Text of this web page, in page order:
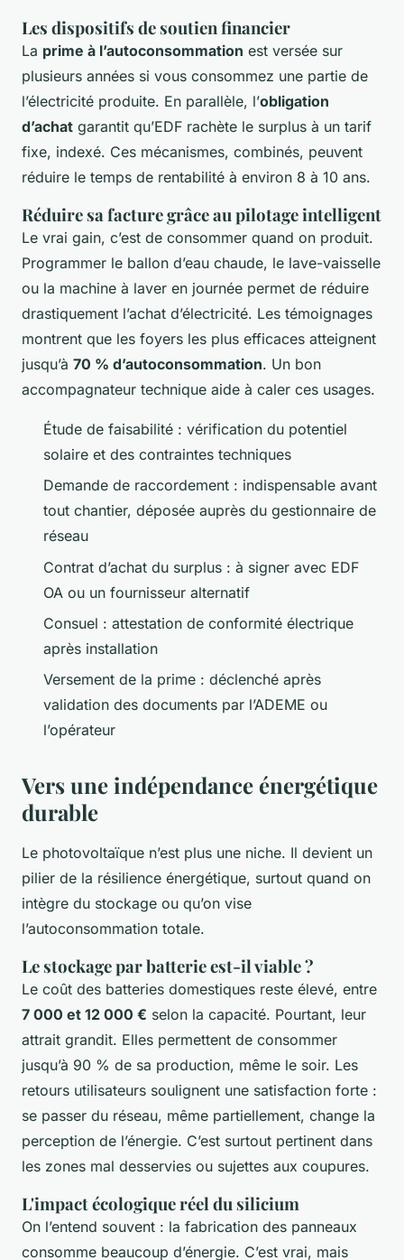
Les dispositifs de soutien financier
La prime à l’autoconsommation est versée sur
plusieurs années si vous consommez une partie de
l’électricité produite. En parallèle, l’obligation
d’achat garantit qu’EDF rachète le surplus à un tarif
fixe, indexé. Ces mécanismes, combinés, peuvent
réduire le temps de rentabilité à environ 8 à 10 ans.
Réduire sa facture grâce au pilotage intelligent
Le vrai gain, c’est de consommer quand on produit.
Programmer le ballon d’eau chaude, le lave-vaisselle
ou la machine à laver en journée permet de réduire
drastiquement l’achat d’électricité. Les témoignages
montrent que les foyers les plus efficaces atteignent
jusqu’à 70 % d’autoconsommation. Un bon
accompagnateur technique aide à caler ces usages.
Étude de faisabilité : vérification du potentiel
solaire et des contraintes techniques
Demande de raccordement : indispensable avant
tout chantier, déposée auprès du gestionnaire de
réseau
Contrat d’achat du surplus : à signer avec EDF
OA ou un fournisseur alternatif
Consuel : attestation de conformité électrique
après installation
Versement de la prime : déclenché après
validation des documents par l’ADEME ou
l’opérateur
Vers une indépendance énergétique
durable
Le photovoltaïque n’est plus une niche. Il devient un
pilier de la résilience énergétique, surtout quand on
intègre du stockage ou qu’on vise
l’autoconsommation totale.
Le stockage par batterie est-il viable ?
Le coût des batteries domestiques reste élevé, entre
7 000 et 12 000 € selon la capacité. Pourtant, leur
attrait grandit. Elles permettent de consommer
jusqu’à 90 % de sa production, même le soir. Les
retours utilisateurs soulignent une satisfaction forte :
se passer du réseau, même partiellement, change la
perception de l’énergie. C’est surtout pertinent dans
les zones mal desservies ou sujettes aux coupures.
L'impact écologique réel du silicium
On l’entend souvent : la fabrication des panneaux
consomme beaucoup d’énergie. C’est vrai, mais